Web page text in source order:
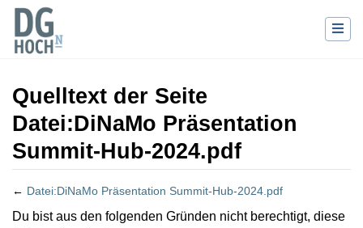
Quelltext der Seite
Datei:DiNaMo Präsentation
Summit-Hub-2024.pdf
← Datei:DiNaMo Präsentation Summit-Hub-2024.pdf
Wechseln zu: Navigation Suche
Du bist aus den folgenden Gründen nicht berechtigt, diese